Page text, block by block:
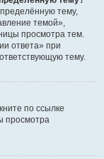
тему,
темой»,
просмотра тем.
ответа» при
тему.
по ссылке
просмотра